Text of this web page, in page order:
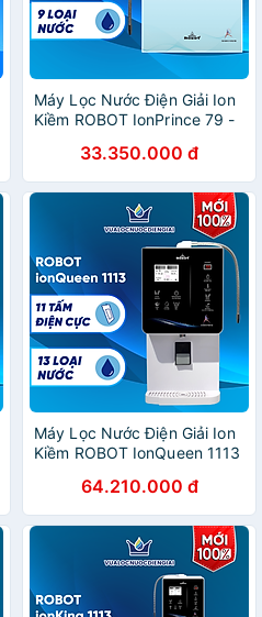
Máy Lọc Nước Điện Giải Ion
Kiềm ROBOT IonPrince 79 -
33.350.000 đ
Máy Lọc Nước Điện Giải Ion
Kiềm ROBOT IonQueen 1113
Hàng Chính Hãng
64.210.000 đ